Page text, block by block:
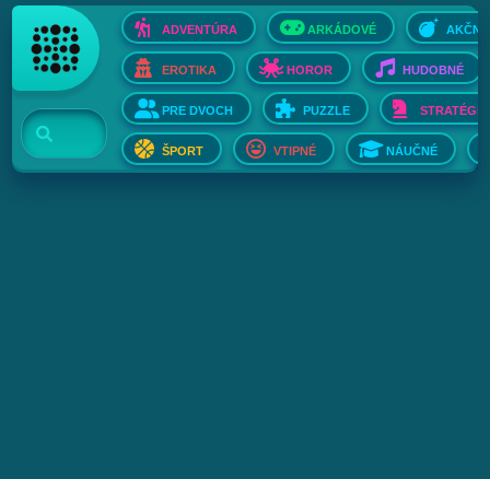
ADVENTÚRA ARKÁDOVÉ AKČNÉ
EROTIKA HOROR HUDOBNÉ
PRE DVOCH PUZZLE STRATÉGIE
ŠPORT VTIPNÉ NÁUČNÉ